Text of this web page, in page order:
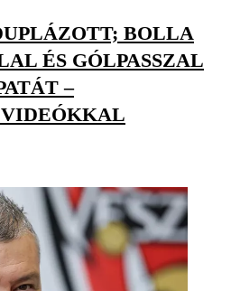
BOLLA
ÉS GÓLPASSZAL
–